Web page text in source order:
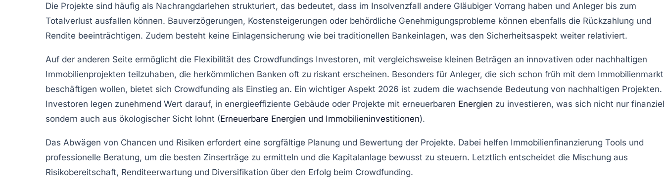
Die Projekte sind häufig als Nachrangdarlehen strukturiert, das bedeutet, dass im Insolvenzfall andere Gläubiger Vorrang haben und Anleger bis zum
Totalverlust ausfallen können. Bauverzögerungen, Kostensteigerungen oder behördliche Genehmigungsprobleme können ebenfalls die Rückzahlung und
Rendite beeinträchtigen. Zudem besteht keine Einlagensicherung wie bei traditionellen Bankeinlagen, was den Sicherheitsaspekt weiter relativiert.
Auf der anderen Seite ermöglicht die Flexibilität des Crowdfundings Investoren, mit vergleichsweise kleinen Beträgen an innovativen oder nachhaltigen
Immobilienprojekten teilzuhaben, die herkömmlichen Banken oft zu riskant erscheinen. Besonders für Anleger, die sich schon früh mit dem Immobilienmarkt
beschäftigen wollen, bietet sich Crowdfunding als Einstieg an. Ein wichtiger Aspekt 2026 ist zudem die wachsende Bedeutung von nachhaltigen Projekten.
Investoren legen zunehmend Wert darauf, in energieeffiziente Gebäude oder Projekte mit erneuerbaren Energien zu investieren, was sich nicht nur
sondern auch aus ökologischer Sicht lohnt (Erneuerbare Energien und Immobilieninvestitionen).
Das Abwägen von Chancen und Risiken erfordert eine sorgfältige Planung und Bewertung der Projekte. Dabei helfen Immobilienfinanzierung Tools und
professionelle Beratung, um die besten Zinserträge zu ermitteln und die Kapitalanlage bewusst zu steuern. Letztlich entscheidet die Mischung aus
Risikobereitschaft, Renditeerwartung und Diversifikation über den Erfolg beim Crowdfunding.